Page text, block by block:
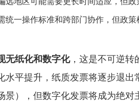
统一操作标准和跨部门协作，但政策
无纸化和数字化，这是不可逆转
水平提升，纸质发票将逐步退
景），但数字化发票将成为绝